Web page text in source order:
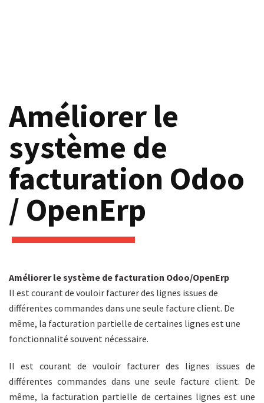
Améliorer le
système de
facturation Odoo
/ OpenErp
Améliorer le système de facturation Odoo/OpenErp
Il est courant de vouloir facturer des lignes issues de
différentes commandes dans une seule facture client. De
même, la facturation partielle de certaines lignes est une
fonctionnalité souvent nécessaire.
Il est courant de vouloir facturer des lignes issues de
différentes commandes dans une seule facture client. De
même, la facturation partielle de certaines lignes est une